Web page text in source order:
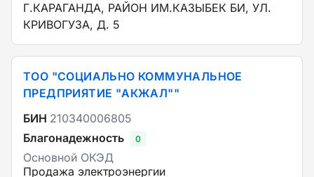
Г.КАРАГАНДА, РАЙОН ИМ.КАЗЫБЕК БИ, УЛ.
КРИВОГУЗА, Д. 5
ТОО "СОЦИАЛЬНО КОММУНАЛЬНОЕ
ПРЕДПРИЯТИЕ "АКЖАЛ""
БИН 210340006805
Благонадежность
0
Основной ОКЭД
Продажа электроэнергии